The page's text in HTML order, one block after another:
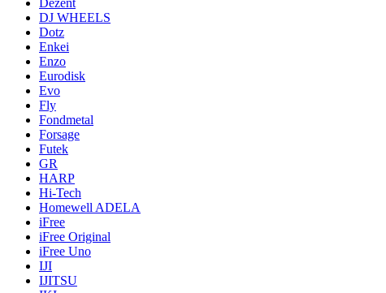
DJ WHEELS
Dotz
Enkei
Enzo
Eurodisk
Evo
Fly
Fondmetal
Forsage
Futek
GR
HARP
Hi-Tech
Homewell ADELA
iFree
iFree Original
iFree Uno
IJI
IJITSU